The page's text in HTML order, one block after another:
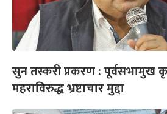
सुन तस्करी प्रकरण : पूर्वसभामुख
महराविरुद्ध भ्रष्टाचार मुद्दा